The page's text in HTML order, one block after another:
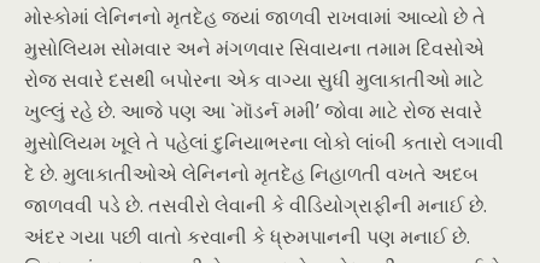
મોસ્કોમાં લેનિનનો મૃતદેહ જ્યાં જાળવી રાખવામાં આવ્યો છે તે
મુસોલિયમ સોમવાર અને મંગળવાર સિવાયના તમામ દિવસોએ
રોજ સવારે દસથી બપોરના એક વાગ્યા સુધી મુલાકાતીઓ માટે
ખુલ્લું રહે છે. આજે પણ આ `મૉડર્ન મમી’ જોવા માટે રોજ સવારે
મુસોલિયમ ખૂલે તે પહેલાં દુનિયાભરના લોકો લાંબી કતારો લગાવી
દે છે. મુલાકાતીઓએ લેનિનનો મૃતદેહ નિહાળતી વખતે અદબ
જાળવવી પડે છે. તસવીરો લેવાની કે વીડિયોગ્રાફીની મનાઈ છે.
અંદર ગયા પછી વાતો કરવાની કે ધ્રુમપાનની પણ મનાઈ છે.